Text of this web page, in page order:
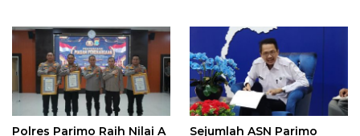
Polres Parimo Raih Nilai A
Sejumlah ASN Parimo